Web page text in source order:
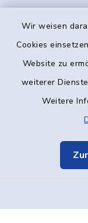
Wir weisen
Cookies
Website zu
weiterer
Weitere